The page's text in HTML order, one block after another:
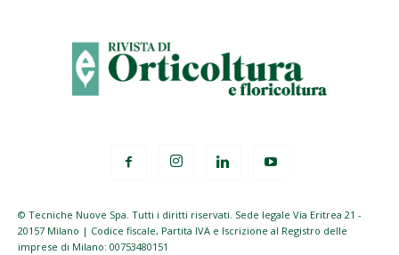
© Tecniche Nuove Spa. Tutti i diritti riservati. Sede legale Via Eritrea 21 -
20157 Milano | Codice fiscale, Partita IVA e Iscrizione al Registro delle
imprese di Milano: 00753480151